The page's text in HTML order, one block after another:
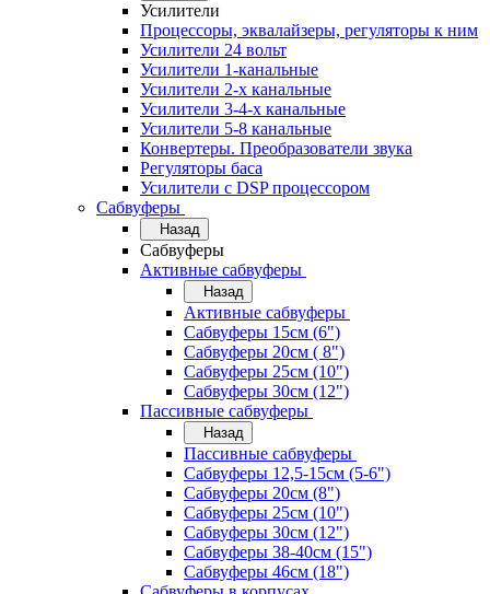
Усилители
Процессоры, эквалайзеры, регуляторы к ним
Усилители 24 вольт
Усилители 1-канальные
Усилители 2-х канальные
Усилители 3-4-х канальные
Усилители 5-8 канальные
Конвертеры. Преобразователи звука
Регуляторы баса
Усилители с DSP процессором
Сабвуферы
Назад
Сабвуферы
Активные сабвуферы
Назад
Активные сабвуферы
Сабвуферы 15см (6")
Сабвуферы 20см ( 8")
Сабвуферы 25см (10")
Сабвуферы 30см (12")
Пассивные сабвуферы
Назад
Пассивные сабвуферы
Сабвуферы 12,5-15см (5-6")
Сабвуферы 20см (8")
Сабвуферы 25см (10")
Сабвуферы 30см (12")
Сабвуферы 38-40см (15")
Сабвуферы 46см (18")